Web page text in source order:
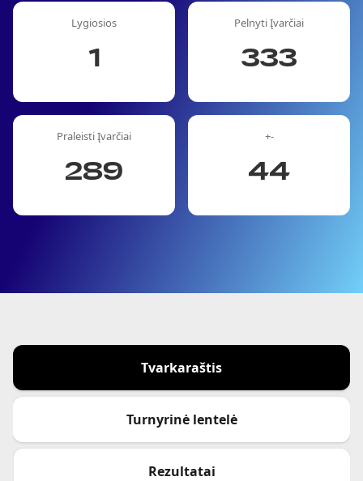
Lygiosios
1
Pelnyti Įvarčiai
333
Praleisti Įvarčiai
289
+-
44
Tvarkaraštis
Turnyrinė lentelė
Rezultatai